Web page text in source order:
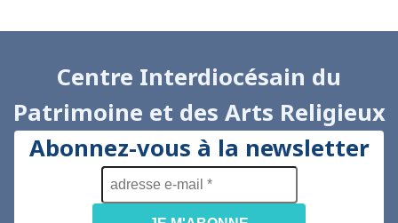
Centre Interdiocésain du
Patrimoine et des Arts Religieux
Abonnez-vous à la newsletter
adresse
e-
mail
*